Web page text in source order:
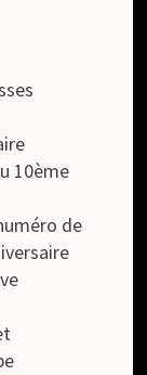
10ème
de